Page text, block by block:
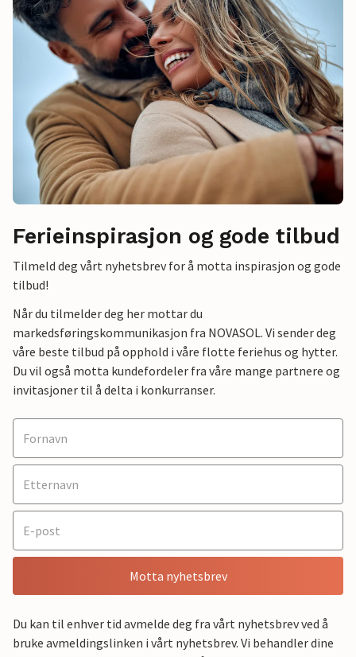
Ferieinspirasjon og gode tilbud
Tilmeld deg vårt nyhetsbrev for å motta inspirasjon og gode
tilbud!
Når du tilmelder deg her mottar du
markedsføringskommunikasjon fra NOVASOL. Vi sender deg
våre beste tilbud på opphold i våre flotte feriehus og hytter.
Du vil også motta kundefordeler fra våre mange partnere og
invitasjoner til å delta i konkurranser.
Motta nyhetsbrev
Du kan til enhver tid avmelde deg fra vårt nyhetsbrev ved å
bruke avmeldingslinken i vårt nyhetsbrev. Vi behandler dine